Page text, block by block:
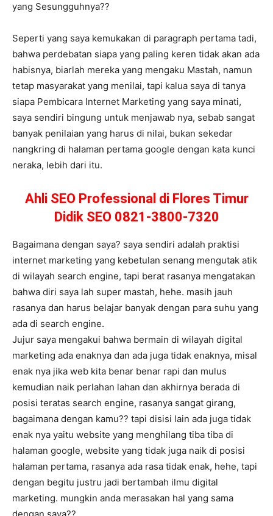
yang Sesungguhnya??
Seperti yang saya kemukakan di paragraph pertama tadi,
bahwa perdebatan siapa yang paling keren tidak akan ada
habisnya, biarlah mereka yang mengaku Mastah, namun
tetap masyarakat yang menilai, tapi kalua saya di tanya
siapa Pembicara Internet Marketing yang saya minati,
saya sendiri bingung untuk menjawab nya, sebab sangat
banyak penilaian yang harus di nilai, bukan sekedar
nangkring di halaman pertama google dengan kata kunci
neraka, lebih dari itu.
Ahli SEO Professional di Flores Timur
Didik SEO 0821-3800-7320
Bagaimana dengan saya? saya sendiri adalah praktisi
internet marketing yang kebetulan senang mengutak atik
di wilayah search engine, tapi berat rasanya mengatakan
bahwa diri saya lah super mastah, hehe. masih jauh
rasanya dan harus belajar banyak dengan para suhu yang
ada di search engine.
Jujur saya mengakui bahwa bermain di wilayah digital
marketing ada enaknya dan ada juga tidak enaknya, misal
enak nya jika web kita benar benar rapi dan mulus
kemudian naik perlahan lahan dan akhirnya berada di
posisi teratas search engine, rasanya sangat girang,
bagaimana dengan kamu?? tapi disisi lain ada juga tidak
enak nya yaitu website yang menghilang tiba tiba di
halaman google, website yang tidak juga naik di posisi
halaman pertama, rasanya ada rasa tidak enak, hehe, tapi
dengan begitu justru jadi bertambah ilmu digital
marketing. mungkin anda merasakan hal yang sama